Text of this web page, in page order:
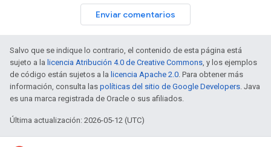
Enviar comentarios
Salvo que se indique lo contrario, el contenido de esta página está
sujeto a la licencia Atribución 4.0 de Creative Commons, y los ejemplos
de código están sujetos a la licencia Apache 2.0. Para obtener más
información, consulta las políticas del sitio de Google Developers. Java
es una marca registrada de Oracle o sus afiliados.
Última actualización: 2026-05-12 (UTC)